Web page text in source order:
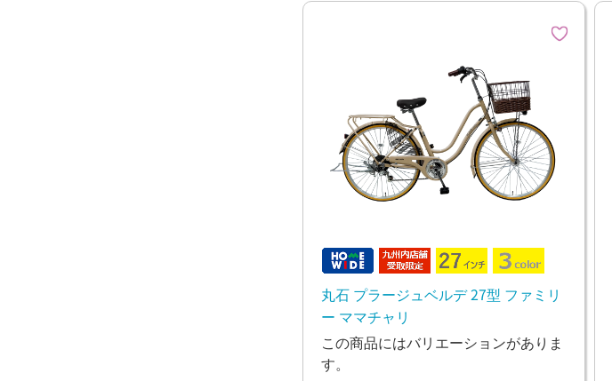
丸石 プラージュベルデ 27型 ファミリ
ー ママチャリ
この商品にはバリエーションがありま
す。